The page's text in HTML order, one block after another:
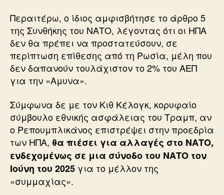
Περαιτέρω, ο ίδιος αμφισβήτησε το άρθρο 5
της Συνθήκης του ΝΑΤΟ, λέγοντας ότι οι ΗΠΑ
δεν θα πρέπει να προστατεύσουν, σε
περίπτωση επίθεσης από τη Ρωσία, μέλη που
δεν δαπανούν τουλάχιστον το 2% του ΑΕΠ
για την «Αμυνα».
Σύμφωνα δε με τον Κιθ Κέλογκ, κορυφαίο
σύμβουλο εθνικής ασφάλειας του Τραμπ, αν
ο Ρεπουμπλικάνος επιστρέψει στην προεδρία
των ΗΠΑ, θα πιέσει για αλλαγές στο ΝΑΤΟ,
ενδεχομένως σε μια σύνοδο του ΝΑΤΟ τον
Ιούνη του 2025 για το μέλλον της
«συμμαχίας».